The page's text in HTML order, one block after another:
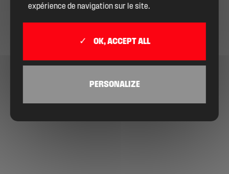
expérience de navigation sur le site.
OK, ACCEPT ALL
PERSONALIZE